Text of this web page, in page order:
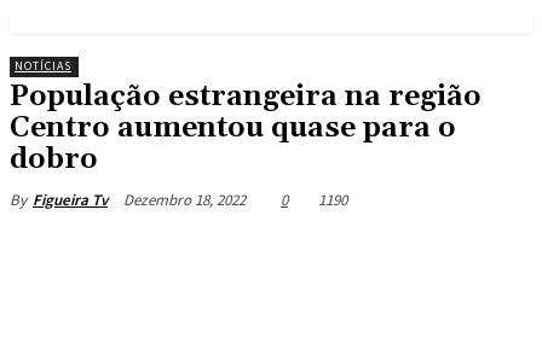
NOTÍCIAS
População estrangeira na região
Centro aumentou quase para o
dobro
By Figueira Tv Dezembro 18, 2022 0 1190